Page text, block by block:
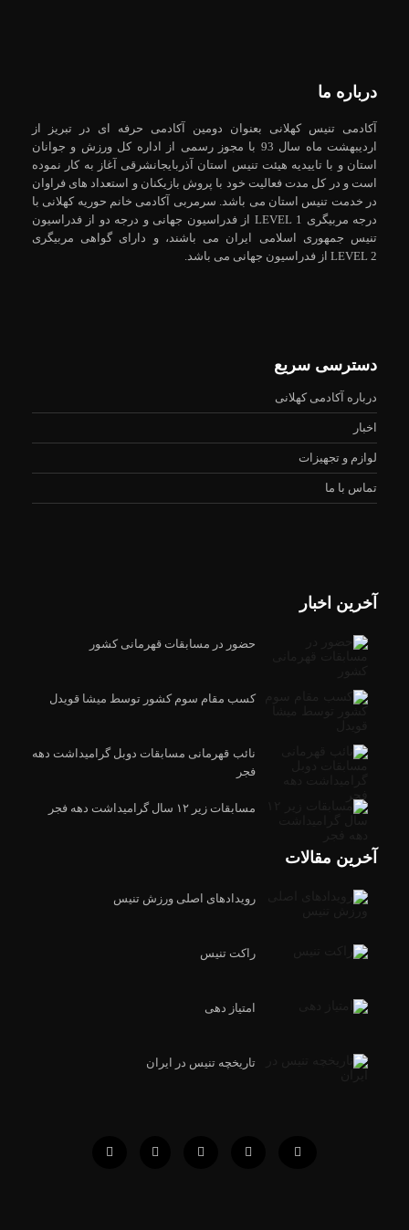
درباره ما
آکادمی تنیس کهلانی بعنوان دومین آکادمی حرفه ای در تبریز از
اردیبهشت ماه سال 93 با مجوز رسمی از اداره کل ورزش و جوانان
استان و با تاییدیه هیئت تنیس استان آذربایجانشرقی آغاز به کار نموده
است و در کل مدت فعالیت خود با پروش بازیکنان و استعداد های فراوان
در خدمت تنیس استان می باشد. سرمربی آکادمی خانم حوریه کهلانی با
درجه مربیگری LEVEL 1 از فدراسیون جهانی و درجه دو از فدراسیون
تنیس جمهوری اسلامی ایران می باشند، و دارای گواهی مربیگری
LEVEL 2 از فدراسیون جهانی می باشد.
دسترسی سریع
درباره آکادمی کهلانی
اخبار
لوازم و تجهیزات
تماس با ما
آخرین اخبار
حضور در مسابقات قهرمانی کشور
کسب مقام سوم کشور توسط میشا قویدل
نائب قهرمانی مسابقات دوبل گرامیداشت دهه
فجر
مسابقات زیر ۱۲ سال گرامیداشت دهه فجر
آخرین مقالات
رویدادهای اصلی ورزش تنیس
راکت تنیس
امتیاز دهی
تاریخچه تنیس در ایران